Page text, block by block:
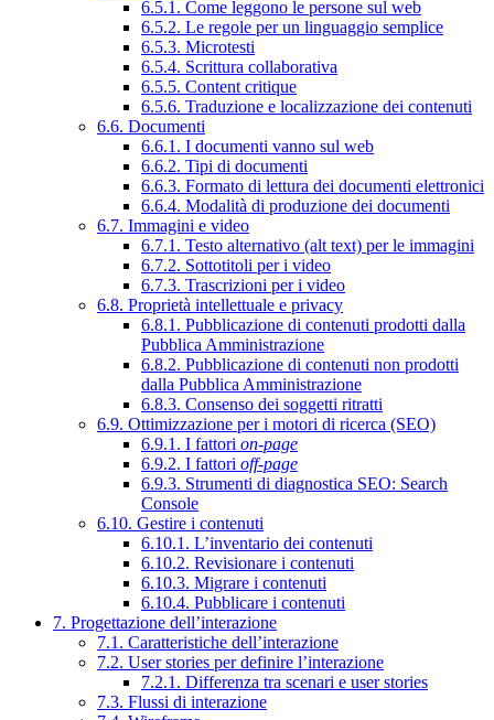
6.5.1. Come leggono le persone sul web
6.5.2. Le regole per un linguaggio semplice
6.5.3. Microtesti
6.5.4. Scrittura collaborativa
6.5.5. Content critique
6.5.6. Traduzione e localizzazione dei contenuti
6.6. Documenti
6.6.1. I documenti vanno sul web
6.6.2. Tipi di documenti
6.6.3. Formato di lettura dei documenti elettronici
6.6.4. Modalità di produzione dei documenti
6.7. Immagini e video
6.7.1. Testo alternativo (alt text) per le immagini
6.7.2. Sottotitoli per i video
6.7.3. Trascrizioni per i video
6.8. Proprietà intellettuale e privacy
6.8.1. Pubblicazione di contenuti prodotti dalla
Pubblica Amministrazione
6.8.2. Pubblicazione di contenuti non prodotti
dalla Pubblica Amministrazione
6.8.3. Consenso dei soggetti ritratti
6.9. Ottimizzazione per i motori di ricerca (SEO)
6.9.1. I fattori on-page
6.9.2. I fattori off-page
6.9.3. Strumenti di diagnostica SEO: Search
Console
6.10. Gestire i contenuti
6.10.1. L’inventario dei contenuti
6.10.2. Revisionare i contenuti
6.10.3. Migrare i contenuti
6.10.4. Pubblicare i contenuti
7. Progettazione dell’interazione
7.1. Caratteristiche dell’interazione
7.2. User stories per definire l’interazione
7.2.1. Differenza tra scenari e user stories
7.3. Flussi di interazione